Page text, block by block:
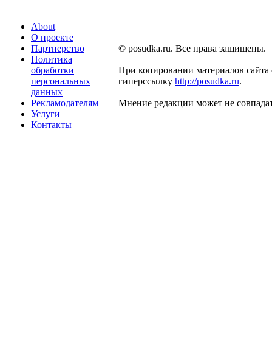
About
О проекте
Партнерство
Политика
обработки
персональных
данных
Рекламодателям
Услуги
Контакты
© posudka.ru. Все права защищены.
При копировании материалов сайта
гиперссылку http://posudka.ru.
Мнение редакции может не